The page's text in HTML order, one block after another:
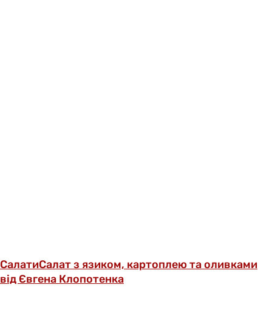
СалатиСалат з язиком, картоплею та оливками
від Євгена Клопотенка